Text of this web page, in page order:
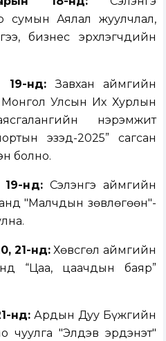
сумын Аялал жуулчлал,
бизнес эрхлэгчдийн
19-нд: Завхан аймгийн
Улсын Их Хурлын
нэрэмжит
эзэд-2025” сагсан
болно.
нд:Сэлэнгэ аймгийн
"Малчдын зөвлөгөөн"-
21-нд: Хөвсгөл аймгийн
“Цаа, цаачдын баяр”
нд: Ардын Дуу Бүжгийн
чуулга "Элдэв эрдэнэт"